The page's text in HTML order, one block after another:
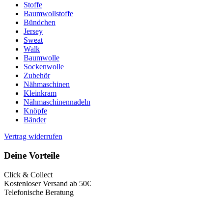
Stoffe
Baumwollstoffe
Bündchen
Jersey
Sweat
Walk
Baumwolle
Sockenwolle
Zubehör
Nähmaschinen
Kleinkram
Nähmaschinennadeln
Knöpfe
Bänder
Vertrag widerrufen
Deine Vorteile
Click & Collect
Kostenloser Versand ab 50€
Telefonische Beratung